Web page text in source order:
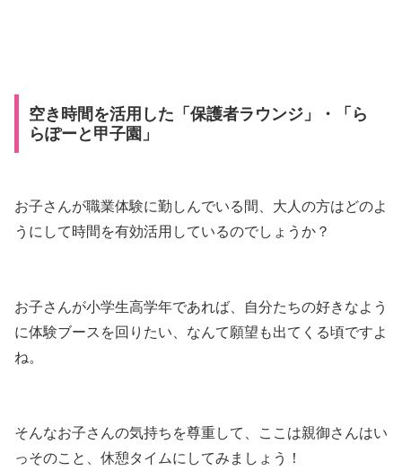
空き時間を活用した「保護者ラウンジ」・「ら
らぽーと甲子園」
お子さんが職業体験に勤しんでいる間、大人の方はどのよ
うにして時間を有効活用しているのでしょうか？
お子さんが小学生高学年であれば、自分たちの好きなよう
に体験ブースを回りたい、なんて願望も出てくる頃ですよ
ね。
そんなお子さんの気持ちを尊重して、ここは親御さんはい
っそのこと、休憩タイムにしてみましょう！